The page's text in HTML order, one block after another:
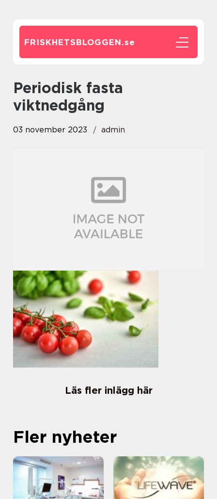
FRISKHETSBLOGGEN.se
periodisk fasta
viktnedgång
03 november 2023 admin
Läs fler inlägg här
Fler nyheter